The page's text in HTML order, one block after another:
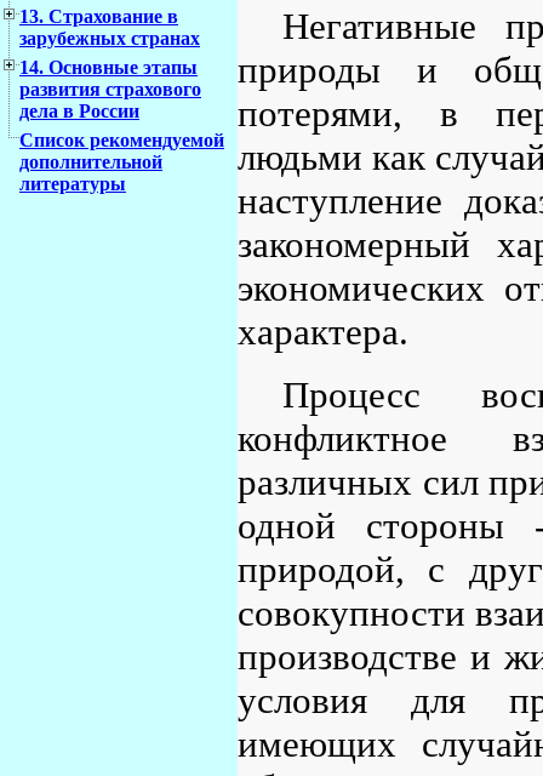
13. Страхование в
зарубежных странах
14. Основные этапы
развития страхового
дела в России
Список рекомендуемой
дополнительной
литературы
Негативные
природы и
потерями, в
людьми как
наступление
закономерный
экономических
характера.
Процесс
конфликтное
различных сил
одной стороны
природой, с
совокупности
производстве и
условия для
имеющих